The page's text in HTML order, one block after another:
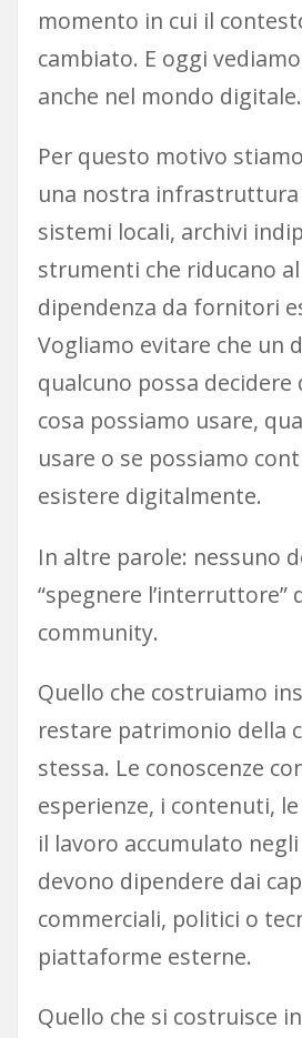
momento in cui il
cambiato. E oggi
anche nel mondo digitale.
Per questo motivo
una nostra
sistemi locali, archivi
strumenti che riducano
dipendenza da fornitori
Vogliamo evitare che un
qualcuno possa decidere
cosa possiamo usare,
usare o se possiamo
esistere digitalmente.
In altre parole: nessuno
“spegnere l’interruttore”
community.
Quello che costruiamo
restare patrimonio della
stessa. Le conoscenze
esperienze, i contenuti,
il lavoro accumulato
devono dipendere dai
commerciali, politici o
piattaforme esterne.
Quello che si costruisce